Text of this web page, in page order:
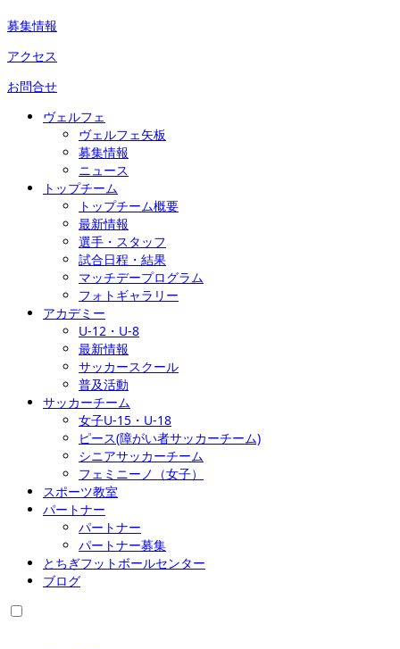
募集情報
アクセス
お問合せ
ヴェルフェ
ヴェルフェ矢板
募集情報
ニュース
トップチーム
トップチーム概要
最新情報
選手・スタッフ
試合日程・結果
マッチデープログラム
フォトギャラリー
アカデミー
U-12・U-8
最新情報
サッカースクール
普及活動
サッカーチーム
女子U-15・U-18
ピース(障がい者サッカーチーム)
シニアサッカーチーム
フェミニーノ（女子）
スポーツ教室
パートナー
パートナー
パートナー募集
とちぎフットボールセンター
ブログ